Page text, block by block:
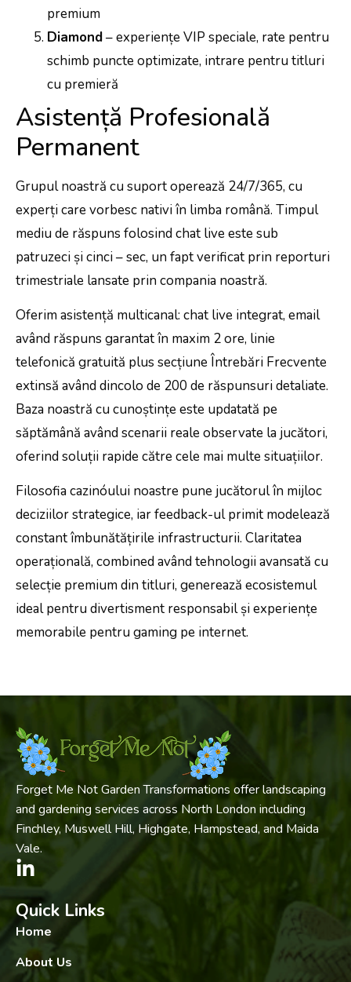
premium
Diamond– experiențe VIP speciale, rate pentru
schimb puncte optimizate, intrare pentru titluri
cu premieră
Asistență Profesională
Permanent
Grupul noastră cu suport operează 24/7/365, cu
experți care vorbesc nativi în limba română. Timpul
mediu de răspuns folosind chat live este sub
patruzeci și cinci – sec, un fapt verificat prin reporturi
trimestriale lansate prin compania noastră.
Oferim asistență multicanal: chat live integrat, email
având răspuns garantat în maxim 2 ore, linie
telefonică gratuită plus secțiune Întrebări Frecvente
extinsă având dincolo de 200 de răspunsuri detaliate.
Baza noastră cu cunoștințe este updatată pe
săptămână având scenarii reale observate la jucători,
oferind soluții rapide către cele mai multe situațiilor.
Filosofia cazinóului noastre pune jucătorul în mijloc
deciziilor strategice, iar feedback-ul primit modelează
constant îmbunătățirile infrastructurii. Claritatea
operațională, combined având tehnologii avansată cu
selecție premium din titluri, generează ecosistemul
ideal pentru divertisment responsabil și experiențe
memorabile pentru gaming pe internet.
Forget Me Not Garden Transformations offer landscaping
and gardening services across North London including
Finchley, Muswell Hill, Highgate, Hampstead, and Maida
Vale.
Quick Links
Home
About Us